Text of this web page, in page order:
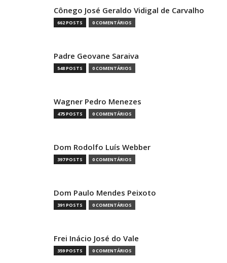
Cônego José Geraldo Vidigal de Carvalho
662 POSTS 0 COMENTÁRIOS
Padre Geovane Saraiva
548 POSTS 0 COMENTÁRIOS
Wagner Pedro Menezes
475 POSTS 0 COMENTÁRIOS
Dom Rodolfo Luís Webber
397 POSTS 0 COMENTÁRIOS
Dom Paulo Mendes Peixoto
391 POSTS 0 COMENTÁRIOS
Frei Inácio José do Vale
359 POSTS 0 COMENTÁRIOS